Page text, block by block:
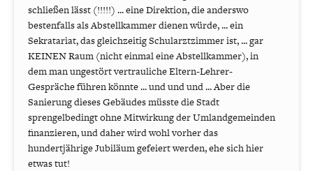
schließen lässt (!!!!!) ... eine Direktion, die anderswo
bestenfalls als Abstellkammer dienen würde, ... ein
Sekratariat, das gleichzeitig Schularztzimmer ist, ... gar
KEINEN Raum (nicht einmal eine Abstellkammer), in
dem man ungestört vertrauliche Eltern-Lehrer-
Gespräche führen könnte ... und und und ... Aber die
Sanierung dieses Gebäudes müsste die Stadt
sprengelbedingt ohne Mitwirkung der Umlandgemeinden
finanzieren, und daher wird wohl vorher das
hundertjährige Jubiläum gefeiert werden, ehe sich hier
etwas tut!